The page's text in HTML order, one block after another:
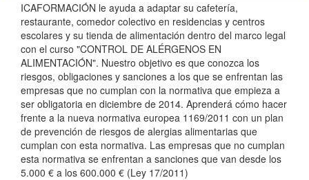
ICAFORMACIÓN le ayuda a adaptar su cafetería,
restaurante, comedor colectivo en residencias y centros
escolares y su tienda de alimentación dentro del marco legal
con el curso "CONTROL DE ALÉRGENOS EN
ALIMENTACIÓN". Nuestro objetivo es que conozca los
riesgos, obligaciones y sanciones a los que se enfrentan las
empresas que no cumplan con la normativa que empieza a
ser obligatoria en diciembre de 2014. Aprenderá cómo hacer
frente a la nueva normativa europea 1169/2011 con un plan
de prevención de riesgos de alergias alimentarias que
cumplan con esta normativa. Las empresas que no cumplan
esta normativa se enfrentan a sanciones que van desde los
5.000 € a los 600.000 € (Ley 17/2011)